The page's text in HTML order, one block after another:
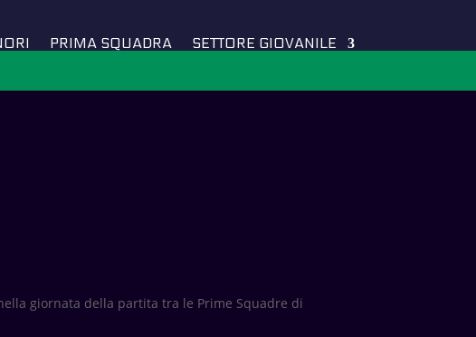
PRIMA SQUADRA SETTORE GIOVANILE
giornata della partita tra le Prime Squadre di